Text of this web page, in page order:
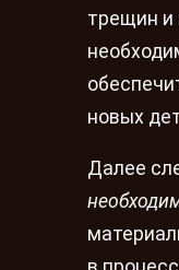
трещин и
новых
Далее